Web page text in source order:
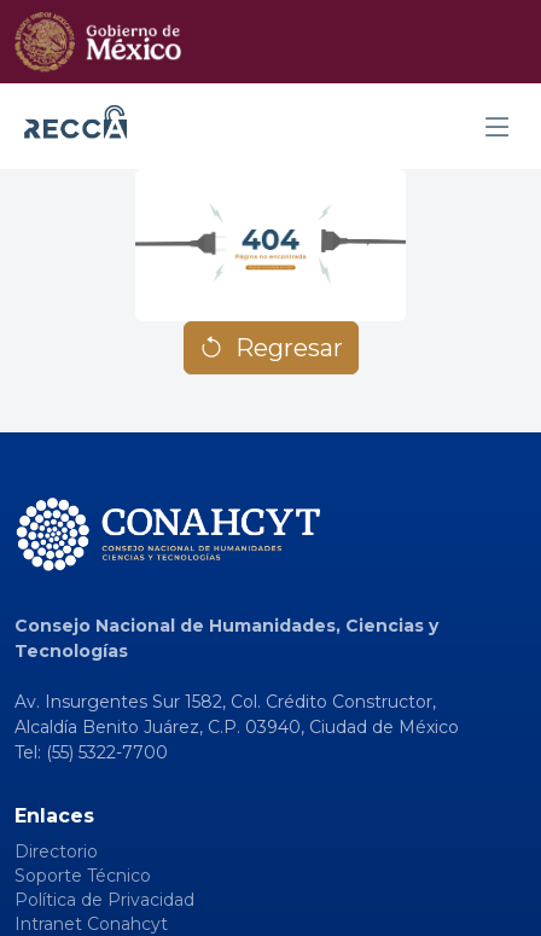
Regresar
Consejo Nacional de Humanidades, Ciencias y
Tecnologías
Av. Insurgentes Sur 1582, Col. Crédito Constructor,
Alcaldía Benito Juárez, C.P. 03940, Ciudad de México
Tel: (55) 5322-7700
Enlaces
Directorio
Soporte Técnico
Política de Privacidad
Intranet Conahcyt